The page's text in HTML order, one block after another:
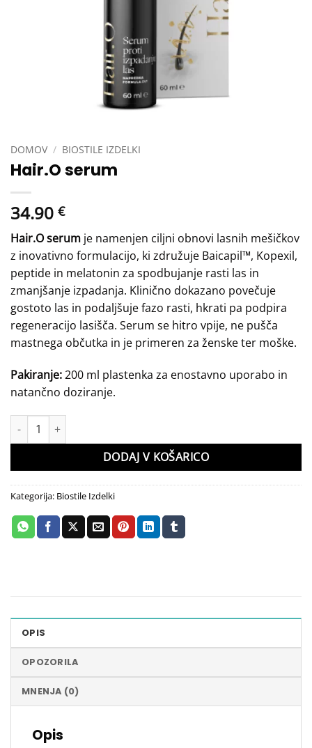
DOMOV / BIOSTILE IZDELKI
Hair.O serum
34.90 €
Hair.O serum je namenjen ciljni obnovi lasnih mešičkov
z inovativno formulacijo, ki združuje Baicapil™, Kopexil,
peptide in melatonin za spodbujanje rasti las in
zmanjšanje izpadanja. Klinično dokazano povečuje
gostoto las in podaljšuje fazo rasti, hkrati pa podpira
regeneracijo lasišča. Serum se hitro vpije, ne pušča
mastnega občutka in je primeren za ženske ter moške.
Pakiranje:200 ml plastenka za enostavno uporabo in
natančno doziranje.
Hair.O serum količina
DODAJ V KOŠARICO
Kategorija: Biostile Izdelki
OPIS
OPOZORILA
MNENJA (0)
Opis